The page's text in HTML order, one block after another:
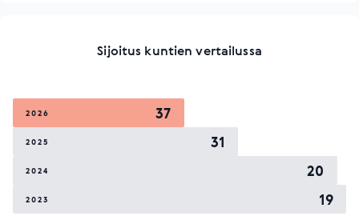
Sijoitus kuntien vertailussa
2026 37
2025 31
2024 20
2023 19